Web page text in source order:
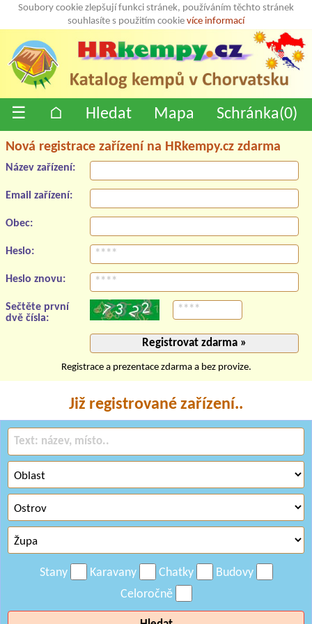
Soubory cookie zlepšují funkci stránek, používáním těchto stránek
souhlasíte s použitím cookie více informací
☰ ⌂ Hledat Mapa Schránka(0)
Nová registrace zařízení na HRkempy.cz zdarma
Název zařízení:
Email zařízení:
Obec:
Heslo:
Heslo znovu:
Sečtěte první
dvě čísla:
Registrace a prezentace zdarma a bez provize.
Již registrované zařízení..
Stany Karavany Chatky
Budovy
Celoročně